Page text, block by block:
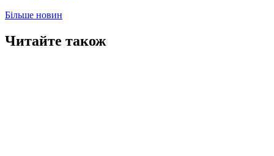
Більше новин
Читайте також